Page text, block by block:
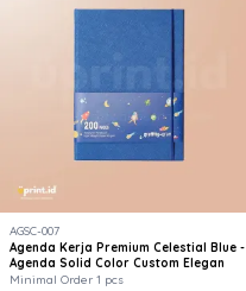
AGSC-007
Agenda Kerja Premium Celestial Blue -
Agenda Solid Color Custom Elegan
Minimal Order 1 pcs